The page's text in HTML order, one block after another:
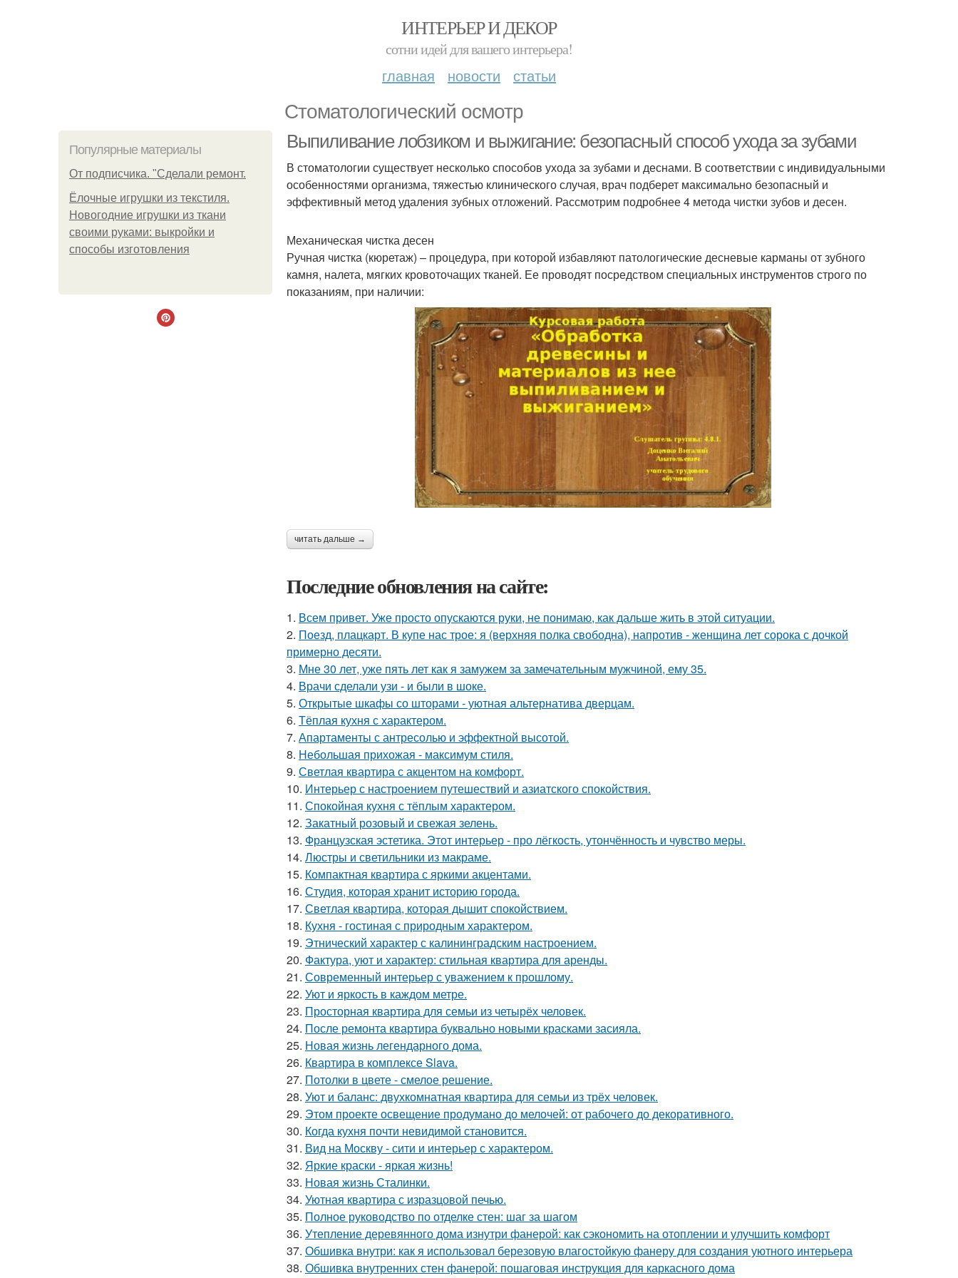
ИНТЕРЬЕР И ДЕКОР
сотни идей для вашего интерьера!
главная новости статьи
Стоматологический осмотр
Популярные материалы
От подписчика. "Сделали ремонт.
Ёлочные игрушки из текстиля.
Новогодние игрушки из ткани
своими руками: выкройки и
способы изготовления
Выпиливание лобзиком и выжигание: безопасный способ ухода за зубами
В стоматологии существует несколько способов ухода за зубами и деснами. В соответствии с индивидуальными
особенностями организма, тяжестью клинического случая, врач подберет максимально безопасный и
эффективный метод удаления зубных отложений. Рассмотрим подробнее 4 метода чистки зубов и десен.
Механическая чистка десен
Ручная чистка (кюретаж) – процедура, при которой избавляют патологические десневые карманы от зубного
камня, налета, мягких кровоточащих тканей. Ее проводят посредством специальных инструментов строго по
показаниям, при наличии:
читать дальше →
Последние обновления на сайте:
1. Всем привет. Уже просто опускаются руки, не понимаю, как дальше жить в этой ситуации.
2. Поезд, плацкарт. В купе нас трое: я (верхняя полка свободна), напротив - женщина лет сорока с дочкой
примерно десяти.
3. Мне 30 лет, уже пять лет как я замужем за замечательным мужчиной, ему 35.
4. Врачи сделали узи - и были в шоке.
5. Открытые шкафы со шторами - уютная альтернатива дверцам.
6. Тёплая кухня с характером.
7. Апартаменты с антресолью и эффектной высотой.
8. Небольшая прихожая - максимум стиля.
9. Светлая квартира с акцентом на комфорт.
10. Интерьер с настроением путешествий и азиатского спокойствия.
11. Спокойная кухня с тёплым характером.
12. Закатный розовый и свежая зелень.
13. Французская эстетика. Этот интерьер - про лёгкость, утончённость и чувство меры.
14. Люстры и светильники из макраме.
15. Компактная квартира с яркими акцентами.
16. Студия, которая хранит историю города.
17. Светлая квартира, которая дышит спокойствием.
18. Кухня - гостиная с природным характером.
19. Этнический характер с калининградским настроением.
20. Фактура, уют и характер: стильная квартира для аренды.
21. Современный интерьер с уважением к прошлому.
22. Уют и яркость в каждом метре.
23. Просторная квартира для семьи из четырёх человек.
24. После ремонта квартира буквально новыми красками засияла.
25. Новая жизнь легендарного дома.
26. Квартира в комплексе Slava.
27. Потолки в цвете - смелое решение.
28. Уют и баланс: двухкомнатная квартира для семьи из трёх человек.
29. Этом проекте освещение продумано до мелочей: от рабочего до декоративного.
30. Когда кухня почти невидимой становится.
31. Вид на Москву - сити и интерьер с характером.
32. Яркие краски - яркая жизнь!
33. Новая жизнь Сталинки.
34. Уютная квартира с изразцовой печью.
35. Полное руководство по отделке стен: шаг за шагом
36. Утепление деревянного дома изнутри фанерой: как сэкономить на отоплении и улучшить комфорт
37. Обшивка внутри: как я использовал березовую влагостойкую фанеру для создания уютного интерьера
38. Обшивка внутренних стен фанерой: пошаговая инструкция для каркасного дома